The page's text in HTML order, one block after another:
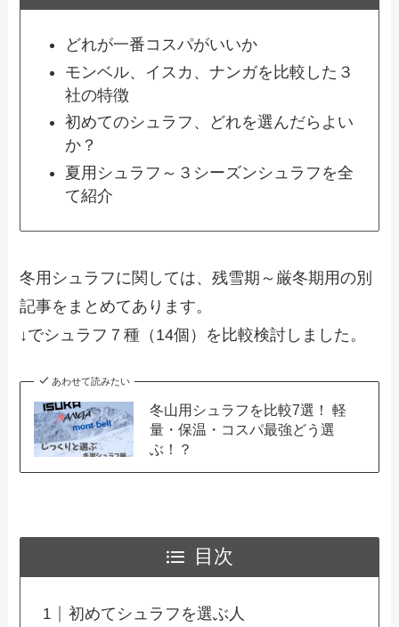
どれが一番コスパがいいか
モンベル、イスカ、ナンガを比較した３
社の特徴
初めてのシュラフ、どれを選んだらよい
か？
夏用シュラフ～３シーズンシュラフを全
て紹介
冬用シュラフに関しては、残雪期～厳冬期用の別
記事をまとめてあります。
↓でシュラフ７種（14個）を比較検討しました。
あわせて読みたい
冬山用シュラフを比較7選！ 軽
量・保温・コスパ最強どう選
ぶ！？
目次
初めてシュラフを選ぶ人